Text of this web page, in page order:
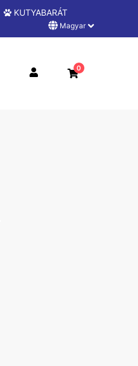
KUTYABARÁT
Magyar
0